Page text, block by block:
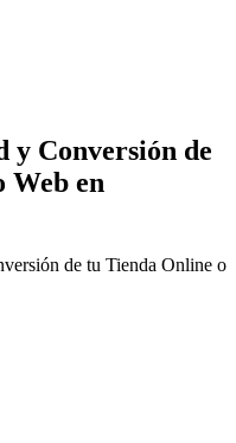
Conversión de
Web en
de tu Tienda Online o